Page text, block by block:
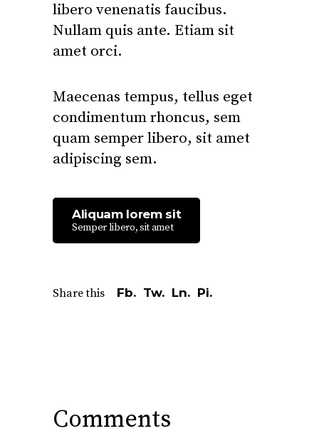
libero venenatis faucibus.
Nullam quis ante. Etiam sit
amet orci.
Maecenas tempus, tellus eget
condimentum rhoncus, sem
quam semper libero, sit amet
adipiscing sem.
Aliquam lorem sit
Semper libero, sit amet
Share this Fb. Tw. Ln. Pi.
Comments